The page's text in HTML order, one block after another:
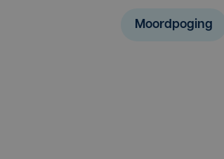
Moordpoging